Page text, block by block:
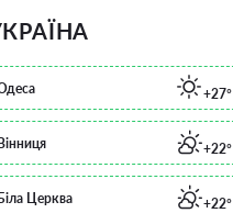
+27°
+22°
Церква +22°